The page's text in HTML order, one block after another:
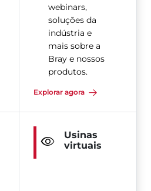
webinars,
soluções da
indústria e
mais sobre a
Bray e nossos
produtos.
Explorar agora
Usinas
virtuais